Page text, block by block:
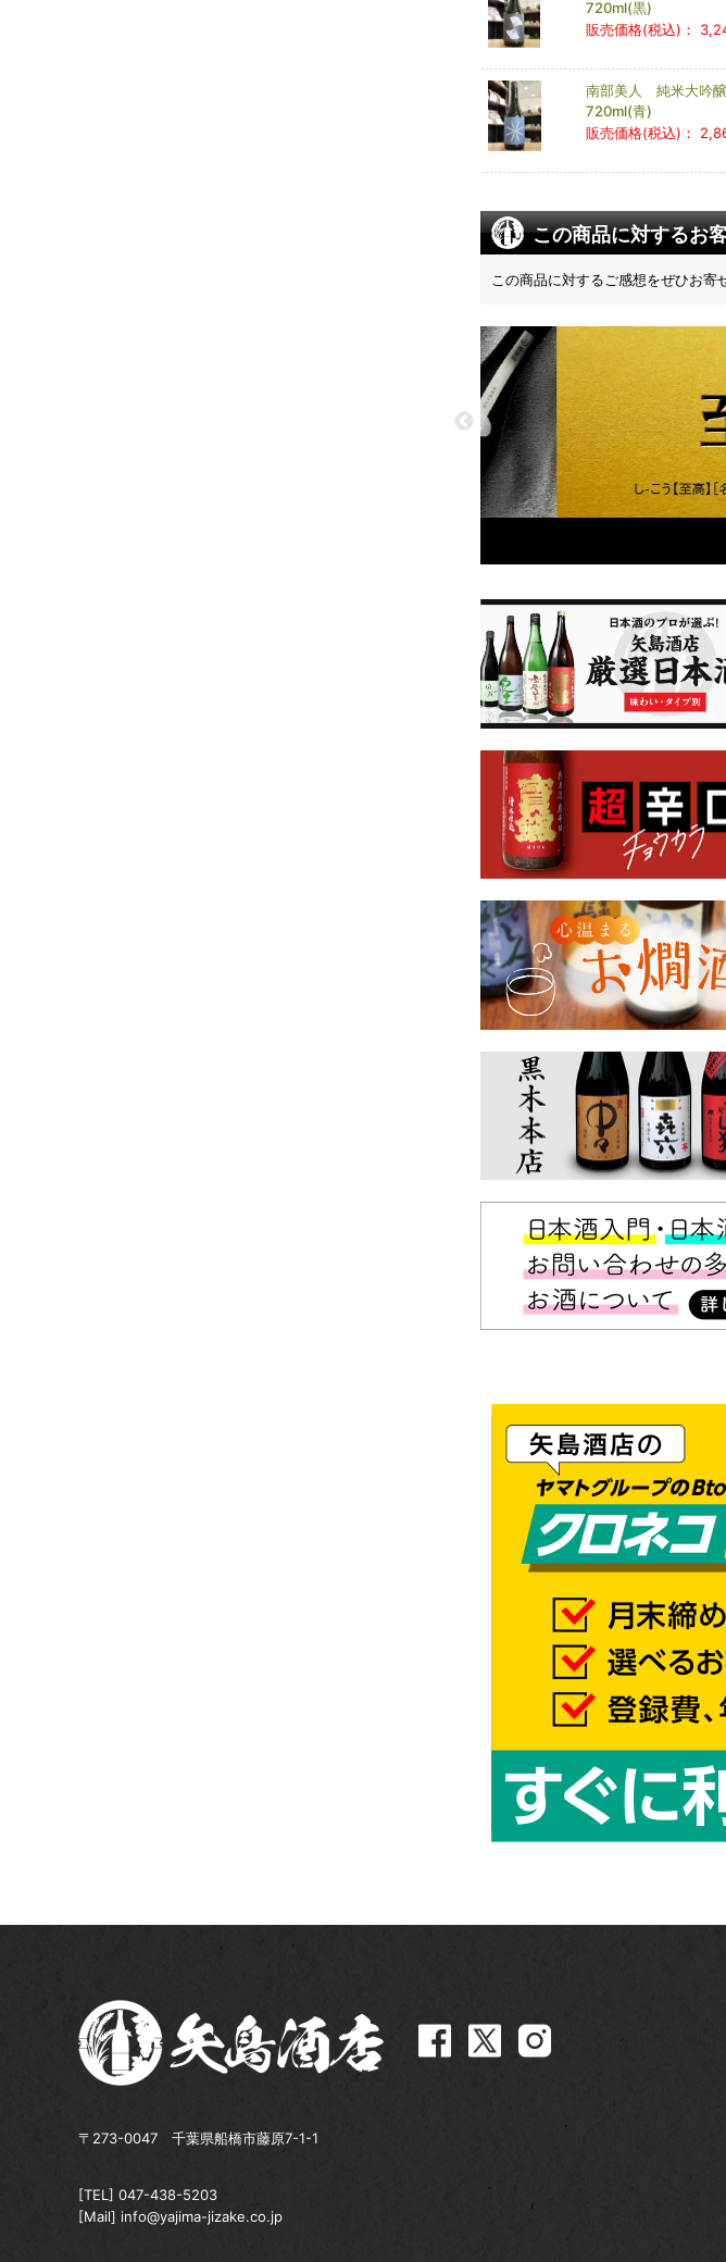
720ml(黒)
販売価格(税込)：
南部美人 純米大吟
720ml(青)
販売価格(税込)：
この商品に対するお
この商品に対するご感想をぜひお寄
〒273-0047 千葉県船橋市藤原7-1-1
[TEL] 047-438-5203
[Mail] info@yajima-jizake.co.jp